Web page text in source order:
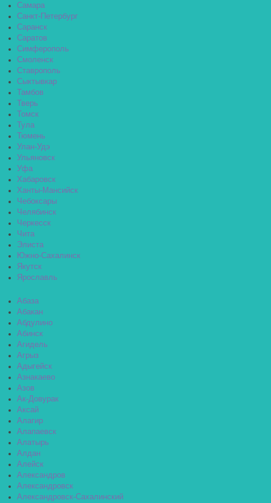
Самара
Санкт-Петербург
Саранск
Саратов
Симферополь
Смоленск
Ставрополь
Сыктывкар
Тамбов
Тверь
Томск
Тула
Тюмень
Улан-Удэ
Ульяновск
Уфа
Хабаровск
Ханты-Мансийск
Чебоксары
Челябинск
Черкесск
Чита
Элиста
Южно-Сахалинск
Якутск
Ярославль
Абаза
Абакан
Абдулино
Абинск
Агидель
Агрыз
Адыгейск
Азнакаево
Азов
Ак-Довурак
Аксай
Алагир
Алапаевск
Алатырь
Алдан
Алейск
Александров
Александровск
Александровск-Сахалинский